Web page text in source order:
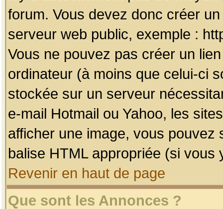
forum. Vous devez donc créer
serveur web public, exemple :
Vous ne pouvez pas créer un
ordinateur (à moins que celui-ci
stockée sur un serveur
e-mail Hotmail ou Yahoo, les
afficher une image, vous pouvez
balise HTML appropriée (si vous
Revenir en haut de page
Que sont les Annonces ?